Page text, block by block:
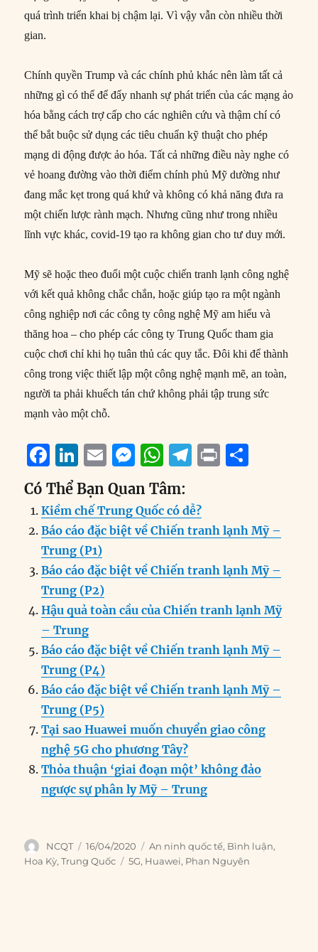
quá trình triển khai bị chậm lại. Vì vậy vẫn còn nhiều thời
gian.
Chính quyền Trump và các chính phủ khác nên làm tất cả
những gì có thể để đẩy nhanh sự phát triển của các mạng ảo
hóa bằng cách trợ cấp cho các nghiên cứu và thậm chí có
thể bắt buộc sử dụng các tiêu chuẩn kỹ thuật cho phép
mạng di động được ảo hóa. Tất cả những điều này nghe có
vẻ hoang đường vào thời điểm chính phủ Mỹ dường như
đang mắc kẹt trong quá khứ và không có khả năng đưa ra
một chiến lược rành mạch. Nhưng cũng như trong nhiều
lĩnh vực khác, covid-19 tạo ra không gian cho tư duy mới.
Mỹ sẽ hoặc theo đuổi một cuộc chiến tranh lạnh công nghệ
với kết quả không chắc chắn, hoặc giúp tạo ra một ngành
công nghiệp nơi các công ty công nghệ Mỹ am hiểu và
thăng hoa – cho phép các công ty Trung Quốc tham gia
cuộc chơi chỉ khi họ tuân thủ các quy tắc. Đôi khi để thành
công trong việc thiết lập một công nghệ mạnh mẽ, an toàn,
người ta phải khuếch tán chứ không phải tập trung sức
mạnh vào một chỗ.
F
a
c
e
b
o
o
k
Li
n
k
e
d
I
n
E
m
ai
l
M
ss
e
n
g
W
h
at
s
A
p
T
e
g
r
a
P
t
re
Có Thể Bạn Quan Tâm:
Kiềm chế Trung Quốc có dễ?
Báo cáo đặc biệt về Chiến tranh lạnh Mỹ –
Trung (P1)
Báo cáo đặc biệt về Chiến tranh lạnh Mỹ –
Trung (P2)
Hậu quả toàn cầu của Chiến tranh lạnh Mỹ
– Trung
Báo cáo đặc biệt về Chiến tranh lạnh Mỹ –
Trung (P4)
Báo cáo đặc biệt về Chiến tranh lạnh Mỹ –
Trung (P5)
Tại sao Huawei muốn chuyển giao công
nghệ 5G cho phương Tây?
Thỏa thuận ‘giai đoạn một’ không đảo
ngược sự phân ly Mỹ – Trung
Author
NCQT
Posted
on
16/04/2020 Categories
An ninh quốc tế, Bình luận,
Hoa Kỳ,Trung Quốc Tags
5G, Huawei, Phan Nguyên